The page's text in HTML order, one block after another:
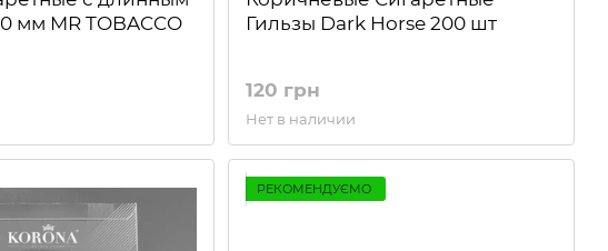
мм MR TOBACCO
Гильзы Dark Horse 200 шт
120 грн
Нет в наличии
РЕКОМЕНДУЄМО